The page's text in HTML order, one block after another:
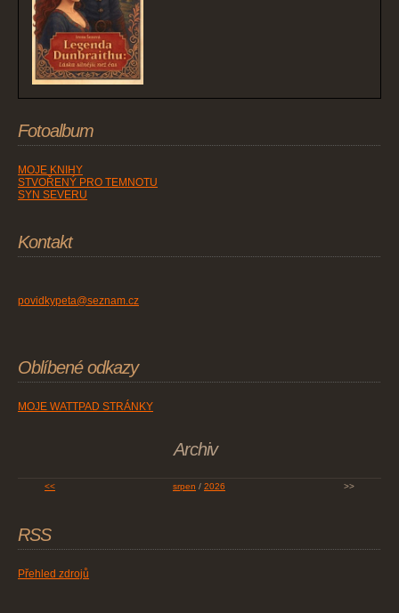
Fotoalbum
MOJE KNIHY
STVOŘENÝ PRO TEMNOTU
SYN SEVERU
Kontakt
povidkypeta@seznam.cz
Oblíbené odkazy
MOJE WATTPAD STRÁNKY
Archiv
<< srpen / 2026 >>
RSS
Přehled zdrojů